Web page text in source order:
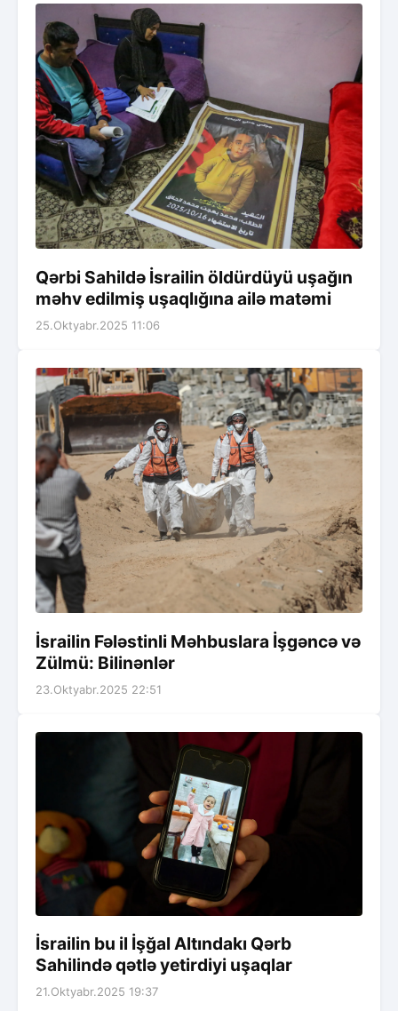
Qərbi Sahildə İsrailin öldürdüyü uşağın
məhv edilmiş uşaqlığına ailə matəmi
25.Oktyabr.2025 11:06
İsrailin Fələstinli Məhbuslara İşgəncə və
Zülmü: Bilinənlər
23.Oktyabr.2025 22:51
İsrailin bu il İşğal Altındakı Qərb
Sahilində qətlə yetirdiyi uşaqlar
21.Oktyabr.2025 19:37